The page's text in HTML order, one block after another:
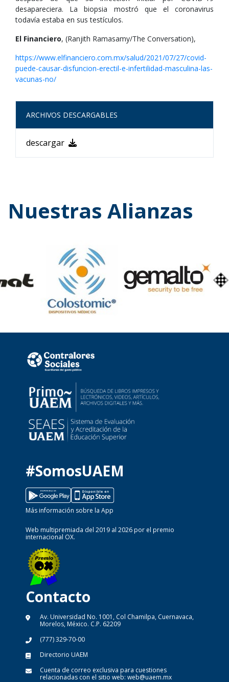
desapareciera. La biopsia mostró que el coronavirus
todavía estaba en sus testículos.
El Financiero, (Ranjith Ramasamy/The Conversation),
https://www.elfinanciero.com.mx/salud/2021/07/27/covid-
puede-causar-disfuncion-erectil-e-infertilidad-masculina-las-
vacunas-no/
ARCHIVOS DESCARGABLES
descargar
Nuestras Alianzas
#SomosUAEM
Más información sobre la App
Web multipremiada del 2019 al 2026 por el premio
internacional OX.
Contacto
Av. Universidad No. 1001, Col Chamilpa, Cuernavaca,
Morelos, México. C.P. 62209
(777) 329-70-00
Directorio UAEM
Cuenta de correo exclusiva para cuestiones
relacionadas con el sitio web: web@uaem.mx